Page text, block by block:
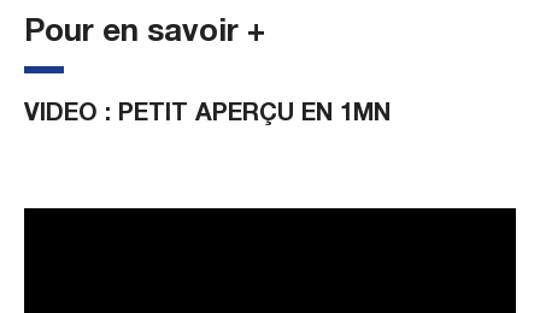
Pour en savoir +
VIDEO : PETIT APERÇU EN 1MN